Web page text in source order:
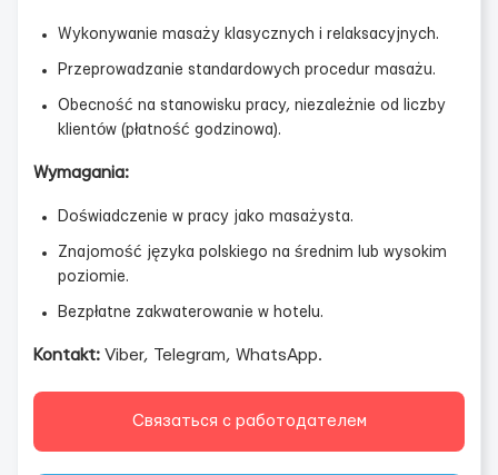
Wykonywanie masaży klasycznych i relaksacyjnych.
Przeprowadzanie standardowych procedur masażu.
Obecność na stanowisku pracy, niezależnie od liczby
klientów (płatność godzinowa).
Wymagania:
Doświadczenie w pracy jako masażysta.
Znajomość języka polskiego na średnim lub wysokim
poziomie.
Bezpłatne zakwaterowanie w hotelu.
Kontakt: Viber, Telegram, WhatsApp.
Связаться с работодателем